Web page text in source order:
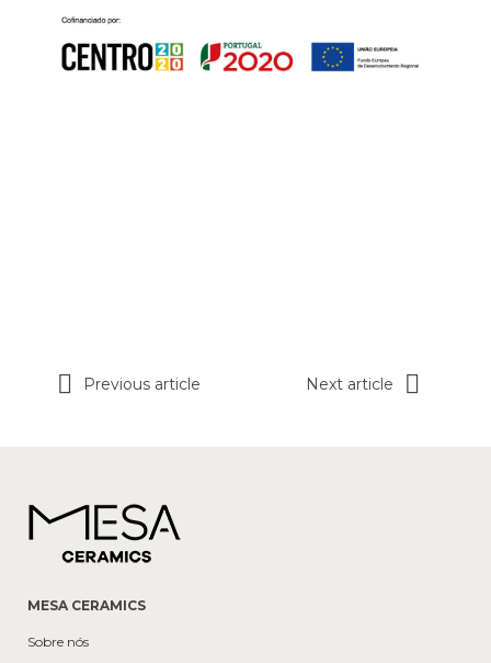
Previous article Next article
MESA CERAMICS
Sobre nós